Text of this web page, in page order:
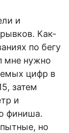
и
Как-
по бегу
мне нужно
цифр в
затем
и
финиша.
но